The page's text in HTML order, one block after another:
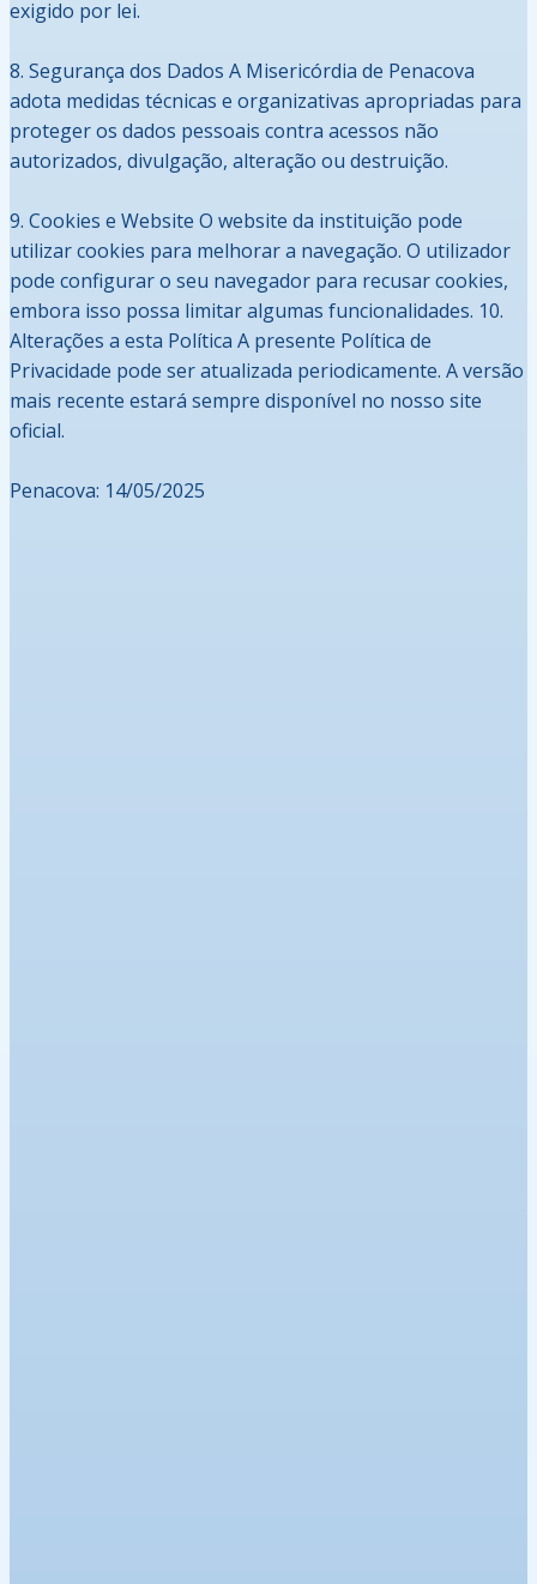
exigido por lei.
8. Segurança dos Dados A Misericórdia de Penacova
adota medidas técnicas e organizativas apropriadas para
proteger os dados pessoais contra acessos não
autorizados, divulgação, alteração ou destruição.
9. Cookies e Website O website da instituição pode
utilizar cookies para melhorar a navegação. O utilizador
pode configurar o seu navegador para recusar cookies,
embora isso possa limitar algumas funcionalidades. 10.
Alterações a esta Política A presente Política de
Privacidade pode ser atualizada periodicamente. A versão
mais recente estará sempre disponível no nosso site
oficial.
Penacova: 14/05/2025